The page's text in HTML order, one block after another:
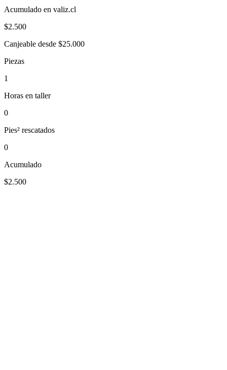
Acumulado en valiz.cl
$2.500
Canjeable desde $25.000
Piezas
1
Horas en taller
0
Pies² rescatados
0
Acumulado
$2.500